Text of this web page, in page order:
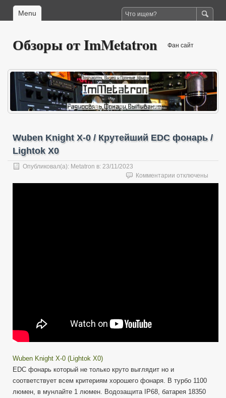
Menu
Обзоры от ImMetatron Фан сайт
Wuben Knight X-0 / Крутейший EDC фонарь /
Lightok X0
Опубликовал(а): Metatron в: 23/11/2023
Комментарии к
записи
отключены
Wuben Knight X-0 (Lightok X0)
EDC фонарь который не только круто выглядит но и
соответствует всем критериям хорошего фонаря. В турбо 1100
люмен, в мунлайте 1 люмен. Водозащита IP68, батарея 18350